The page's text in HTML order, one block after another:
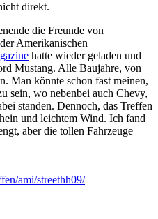
direkt.
die Freunde von
Amerikanischen
hatte wieder geladen und
Mustang. Alle Baujahre, von
Man könnte schon fast meinen,
sein, wo nebenbei auch Chevy,
standen. Dennoch, das Treffen
und leichtem Wind. Ich fand
aber die tollen Fahrzeuge
ami/streethh09/